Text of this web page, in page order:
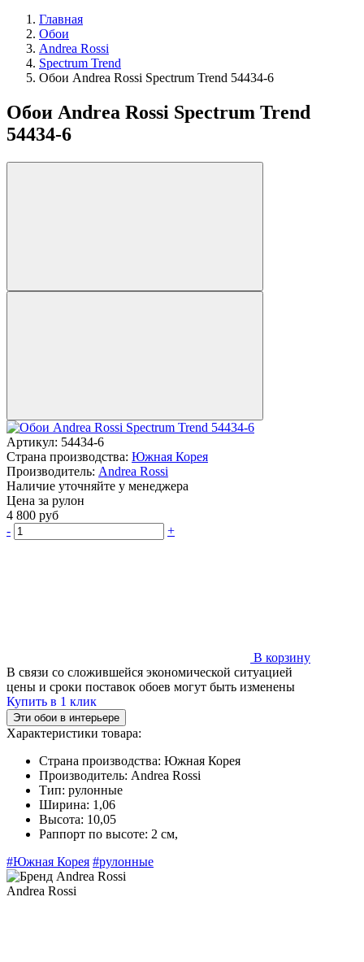
Главная
Обои
Andrea Rossi
Spectrum Trend
Обои Andrea Rossi Spectrum Trend 54434-6
Обои Andrea Rossi Spectrum Trend
54434-6
Артикул: 54434-6
Страна производства: Южная Корея
Производитель: Andrea Rossi
Наличие уточняйте у менеджера
Цена за рулон
4 800 руб
-
+
В корзину
В связи со сложившейся экономической ситуацией
цены и сроки поставок обоев могут быть изменены
Купить в 1 клик
Эти обои в интерьере
Характеристики товара:
Страна производства: Южная Корея
Производитель: Andrea Rossi
Тип: рулонные
Ширина: 1,06
Высота: 10,05
Раппорт по высоте: 2 cм,
#Южная Корея #рулонные
Andrea Rossi